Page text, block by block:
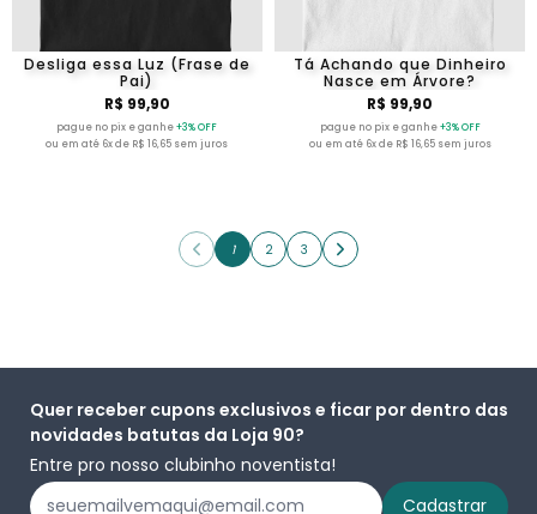
Desliga essa Luz (Frase de
Pai)
R$ 99,90
pague no pix e ganhe+3% OFF
ou em até 6x de R$ 16,65 sem juros
Tá Achando que Dinheiro
Nasce em Árvore?
R$ 99,90
pague no pix e ganhe+3% OFF
ou em até 6x de R$ 16,65 sem juros
1 2 3
Quer receber cupons exclusivos e ficar por dentro das
novidades batutas da Loja 90?
Entre pro nosso clubinho noventista!